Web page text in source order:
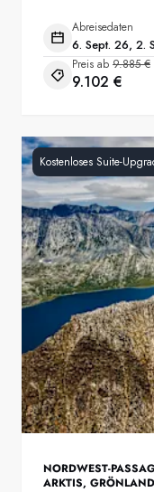
Abreisedaten
6. Sept. 26, 2.
Preis ab 9.885 €
9.102 €
Kostenloses Suite-
NORDWEST-
ARKTIS, GRÖNLAND